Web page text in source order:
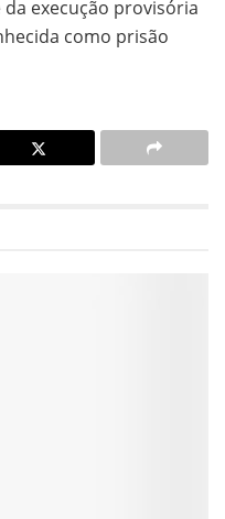
execução provisória
como prisão